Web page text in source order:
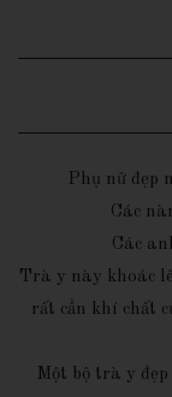
Phụ nữ đẹp
Các
Các
Trà y này khoác
rất cần khí chất
Một bộ trà y đẹp